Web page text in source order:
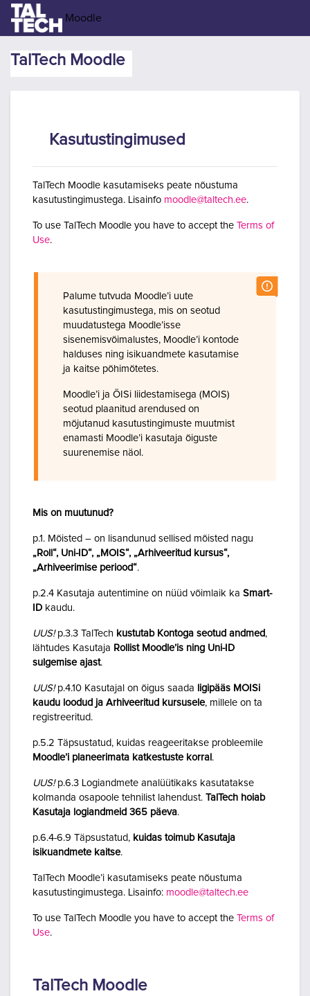
Jäta vahele peasisuni
Moodle
TalTech Moodle
Kasutustingimused
TalTech Moodle kasutamiseks peate nõustuma
kasutustingimustega. Lisainfo moodle@taltech.ee.
To use TalTech Moodle you have to accept the Terms of
Use.
Palume tutvuda Moodle’i uute
kasutustingimustega, mis on seotud
muudatustega Moodle’isse
sisenemisvõimalustes, Moodle’i kontode
halduses ning isikuandmete kasutamise
ja kaitse põhimõtetes.
Moodle’i ja ÕISi liidestamisega (MOIS)
seotud plaanitud arendused on
mõjutanud kasutustingimuste muutmist
enamasti Moodle’i kasutaja õiguste
suurenemise näol.
Mis on muutunud?
p.1. Mõisted – on lisandunud sellised mõisted nagu
„Roll“, Uni-ID“, „MOIS“, „Arhiveeritud kursus“,
„Arhiveerimise periood“.
p.2.4 Kasutaja autentimine on nüüd võimlaik ka Smart-
ID kaudu.
UUS!p.3.3 TalTech kustutab Kontoga seotud andmed,
lähtudes Kasutaja Rollist Moodle’is ning Uni-ID
sulgemise ajast.
UUS!p.4.10 Kasutajal on õigus saada ligipääs MOISi
kaudu loodud ja Arhiveeritud kursusele, millele on ta
registreeritud.
p.5.2 Täpsustatud, kuidas reageeritakse probleemile
Moodle’i planeerimata katkestuste korral .
UUS!p.6.3 Logiandmete analüütikaks kasutatakse
kolmanda osapoole tehnilist lahendust. TalTech hoiab
Kasutaja logiandmeid 365 päeva.
p.6.4-6.9 Täpsustatud, kuidas toimub Kasutaja
isikuandmete kaitse.
TalTech Moodle’i kasutamiseks peate nõustuma
kasutustingimustega. Lisainfo: moodle@taltech.ee
To use TalTech Moodle you have to accept the Terms of
Use.
TalTech Moodle